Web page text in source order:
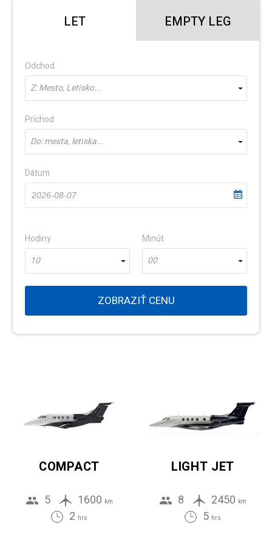
LET EMPTY LEG
Odchod
Z: Mesto, Letisko...
Príchod
Do: mesta, letiska...
Dátum
Hodiny
10
Minút
00
ZOBRAZIŤ CENU
COMPACT
5 1600 km
2 hrs
LIGHT JET
8 2450 km
5 hrs